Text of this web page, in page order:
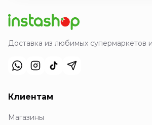
Доставка из любимых супермаркетов
Клиентам
Магазины